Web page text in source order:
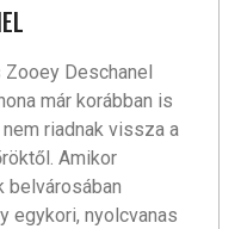
Deschanel
már korábban is
riadnak vissza a
Amikor
belvárosában
egykori, nyolcvanas